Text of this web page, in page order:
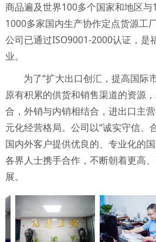
商品遍及世界100多个国家和地区与
1000多家国内生产协作定点货源工
公司已通过ISO9001-2000认证，是
业。
为了“扩大出口创汇，提高国际
原有积累的供货和销售渠道的资源
合，外销与内销相结合，进出口主
元化经营格局。公司以“诚实守信、
国内外客户提供优良的、专业化的
各界人士携手合作，不断朝着更高
展。